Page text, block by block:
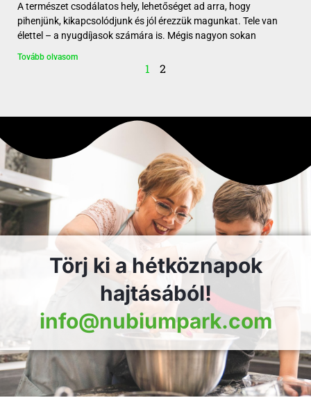
A természet csodálatos hely, lehetőséget ad arra, hogy
pihenjünk, kikapcsolódjunk és jól érezzük magunkat. Tele van
élettel – a nyugdíjasok számára is. Mégis nagyon sokan
Tovább olvasom
1 2
Törj ki a hétköznapok
hajtásából!
info@nubiumpark.com